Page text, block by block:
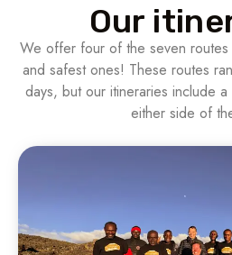
Our
We offer four of the seven
and safest ones! These routes
days, but our itineraries include
either side of